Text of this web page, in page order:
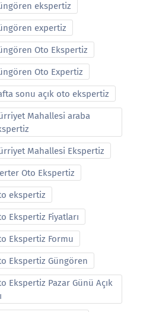
ekspertiz
expertiz
Oto Ekspertiz
Oto Expertiz
sonu açık oto ekspertiz
Mahallesi araba
Mahallesi Ekspertiz
Oto Ekspertiz
ekspertiz
Ekspertiz Fiyatları
Ekspertiz Formu
Ekspertiz Güngören
Ekspertiz Pazar Günü Açık